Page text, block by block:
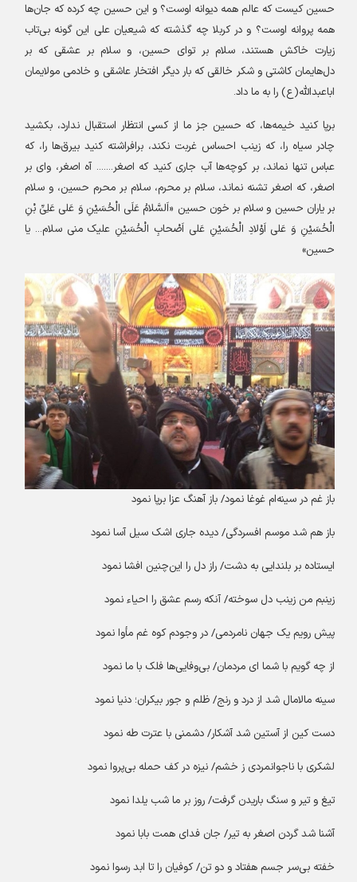
حسین کیست که عالم همه دیوانه اوست؟ و این حسین چه کرده که جان‌ها
همه پروانه اوست؟ و در کربلا چه گذشته که شیعیان علی این گونه بی‌تاب
زیارت خاکش هستند، سلام بر تو‌ای حسین، و سلام بر عشقی که بر
دل‌هایمان کاشتی و شکر خالقی که بار دیگر افتخار عاشقی و خادمی مولایمان
اباعبدالله(ع) را به ما داد.
برپا کنید خیمه‌ها، که حسین جز ما از کسی انتظار استقبال ندارد، بکشید
چادر سیاه را، که زینب احساس غربت نکند، برافراشته کنید بیرق‌ها را، که
عباس تنها نماند، بر کوچه‌ها آب جاری کنید که اصغر....... آه اصغر، وای بر
اصغر، که اصغر تشنه نماند، سلام بر محرم، سلام بر محرم حسین، و سلام
بر یاران حسین و سلام بر خون حسین «اَلسَّلامُ عَلَی الْحُسَیْنِ وَ عَلی عَلِیِّ بْنِ
الْحُسَیْنِ وَ عَلی اَوْلادِ الْحُسَیْنِ عَلی اَصْحابِ الْحُسَیْنِ علیک منی سلام... یا
حسین»
باز غم در سینه‌ام غوغا نمود/ باز آهنگ عزا برپا نمود
باز هم شد موسم افسردگی/ دیده جاری اشک سیل آسا نمود
ایستاده بر بلندایی به دشت/ راز دل را این‌چنین افشا نمود
زینبم من زینب دل سوخته/ آنکه رسم عشق را احیاء نمود
پیش رویم یک جهان نامردمی/ در وجودم کوه غم مأوا نمود
از چه گویم با شما ‌ای مردمان/ بی‌وفایی‌ها فلک با ما نمود
سینه مالامال شد از درد و رنج/ ظلم و جور بیکران؛ دنیا نمود
دست کین از آستین شد آشکار/ دشمنی با عترت طه نمود
لشکری با ناجوانمردی ز خشم/ نیزه در کف حمله بی‌پروا نمود
تیغ و تیر و سنگ باریدن گرفت/ روز بر ما شب یلدا نمود
آشنا شد گردن اصغر به تیر/ جان فدای همت بابا نمود
خفته بی‌سر جسم هفتاد و دو تن/ کوفیان را تا ابد رسوا نمود